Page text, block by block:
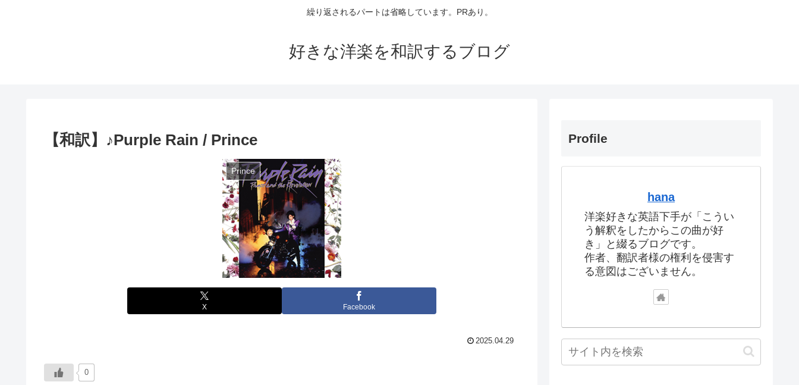
繰り返されるパートは省略しています。PRあり。
好きな洋楽を和訳するブログ
【和訳】♪Purple Rain / Prince
Prince
X Facebook
2025.04.29
0
Profile
hana
洋楽好きな英語下手が「こうい
う解釈をしたからこの曲が好
き」と綴るブログです。
作者、翻訳者様の権利を侵害す
る意図はございません。